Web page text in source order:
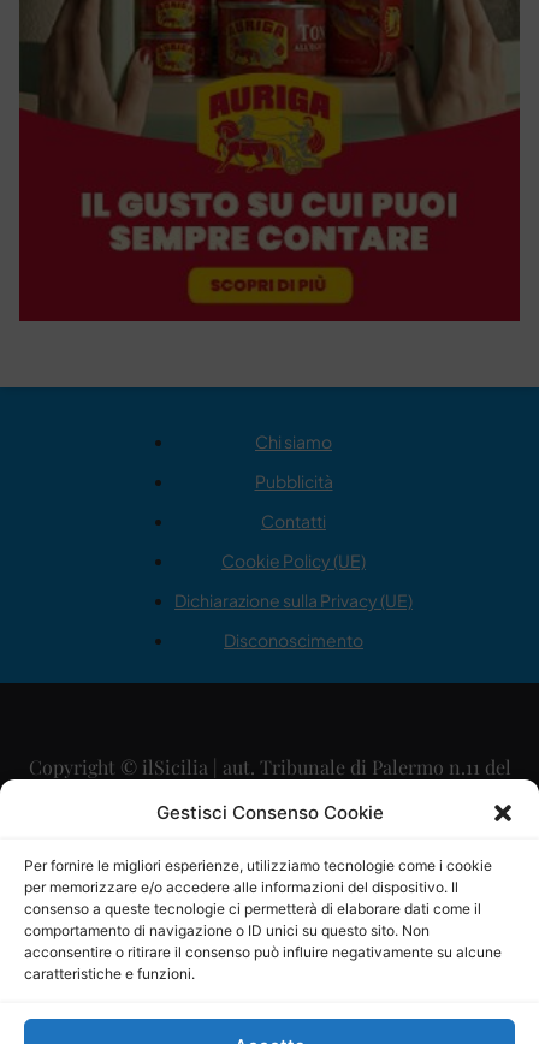
Gestisci Consenso Cookie
Per fornire le migliori esperienze, utilizziamo tecnologie come i cookie
per memorizzare e/o accedere alle informazioni del dispositivo. Il
consenso a queste tecnologie ci permetterà di elaborare dati come il
comportamento di navigazione o ID unici su questo sito. Non
acconsentire o ritirare il consenso può influire negativamente su alcune
caratteristiche e funzioni.
Chi siamo
Pubblicità
Contatti
Cookie Policy (UE)
Dichiarazione sulla Privacy (UE)
Disconoscimento
Copyright © ilSicilia | aut. Tribunale di Palermo n.11 del
29/09/2015
Direttore Editoriale: Maurizio Scaglione
Direttore Responsabile: Maria Calabrese
P.IVA: 06334930820